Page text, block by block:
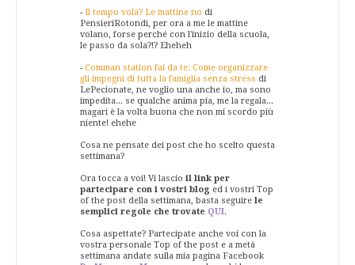
- Il tempo vola? Le mattine no di
PensieriRotondi, per ora a me le mattine
volano, forse perché con l'inizio della scuola,
le passo da sola?!? Eheheh
- Comman station fai da te: Come organizzare
gli impegni di tutta la famiglia senza stress di
LePecionate, ne voglio una anche io, ma sono
impedita... se qualche anima pia, me la regala...
magari è la volta buona che non mi scordo più
niente! ehehe
Cosa ne pensate dei post che ho scelto questa
settimana?
Ora tocca a voi! Vi lascio il link per
partecipare con i vostri blog ed i vostri Top
of the post della settimana, basta seguire le
semplici regole che trovate QUI.
Cosa aspettate? Partecipate anche voi con la
vostra personale Top of the post e a metà
settimana andate sulla mia pagina Facebook